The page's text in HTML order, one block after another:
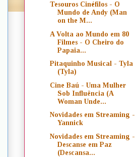
Tesouros Cinéfilos - O
Mundo de Andy (Man
on the M...
A Volta ao Mundo em 80
Filmes - O Cheiro do
Papaia...
Pitaquinho Musical - Tyla
(Tyla)
Cine Baú - Uma Mulher
Sob Influência (A
Woman Unde...
Novidades em Streaming -
Yannick
Novidades em Streaming -
Descanse em Paz
(Descansa...